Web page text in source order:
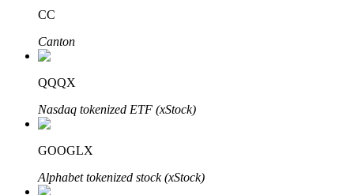
Leningen
Door crypto ondersteunde leenservice
CC
Canton
QQQX
Nasdaq tokenized ETF (xStock)
GOOGLX
Alphabet tokenized stock (xStock)